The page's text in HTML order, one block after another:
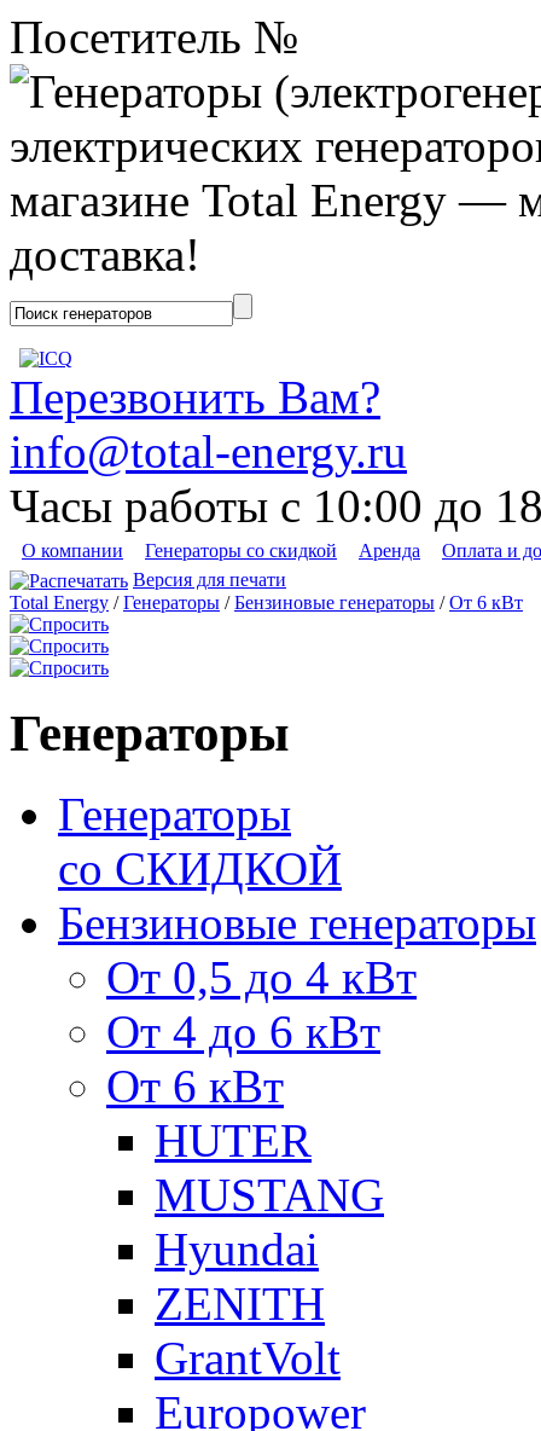
Посетитель №
Перезвонить Вам?
info@total-energy.ru
Часы работы с 10:00 до
О компании Генераторы со скидкой Аренда
Оплата и
Версия для печати
Total Energy /Генераторы /Бензиновые генераторы /От 6 кВт
Генераторы
Генераторы
со СКИДКОЙ
Бензиновые генераторы
От 0,5 до 4 кВт
От 4 до 6 кВт
От 6 кВт
HUTER
MUSTANG
Hyundai
ZENITH
GrantVolt
Europower